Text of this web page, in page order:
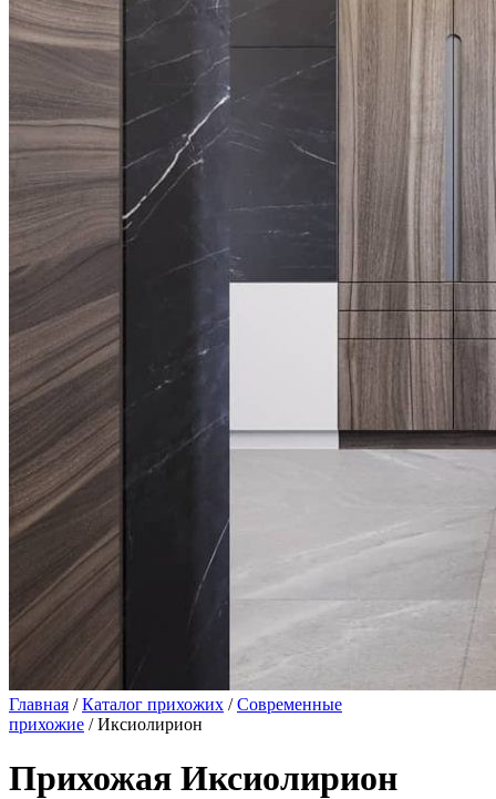
Главная /Каталог прихожих /Современные
прихожие / Иксиолирион
Прихожая Иксиолирион